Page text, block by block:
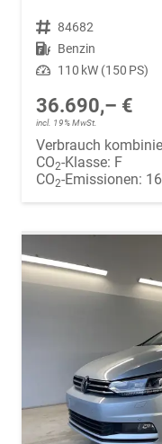
Fahrzeugnr. 84682
Kraftstoff Benzin
Leistung 110 kW (150 PS)
36.690,– €
incl. 19% MwSt.
Verbrauch
CO2-Klasse: F
CO2-Emissionen: